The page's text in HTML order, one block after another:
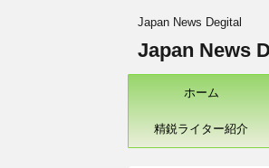
Japan News Degital
Japan News
ホーム
精鋭ライター紹介